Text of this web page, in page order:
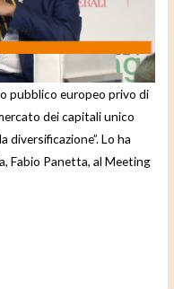
pubblico europeo privo di
dei capitali unico
diversificazione”. Lo ha
Fabio Panetta, al Meeting